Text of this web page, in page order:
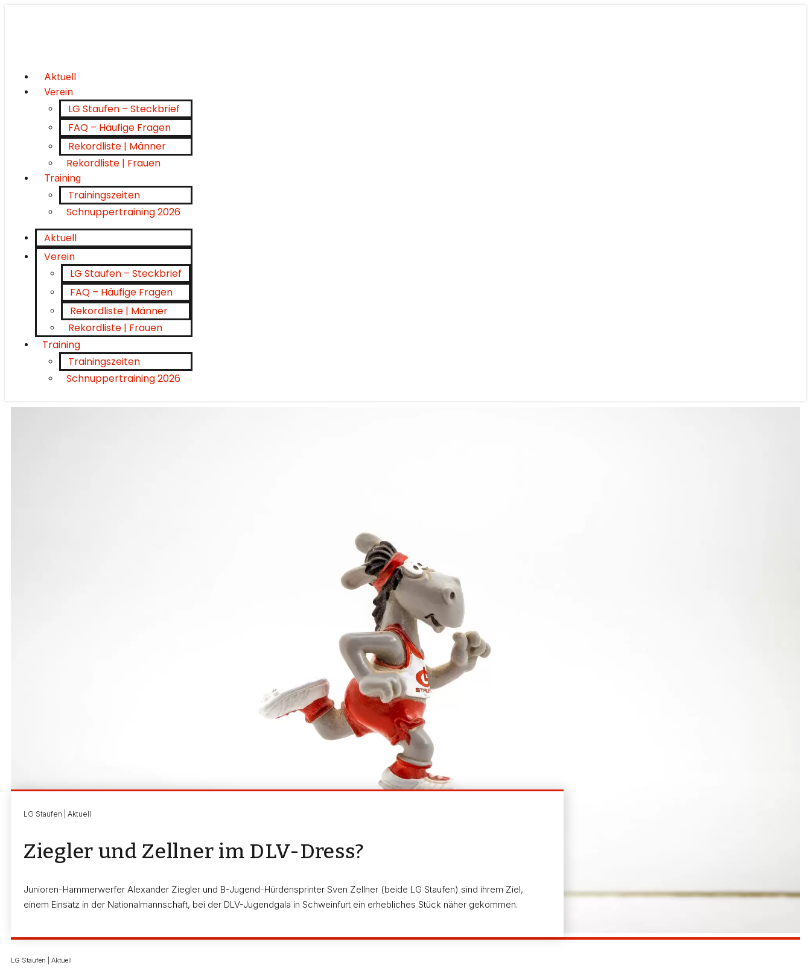
Aktuell
Verein
LG Staufen – Steckbrief
FAQ – Häufige Fragen
Rekordliste | Männer
Rekordliste | Frauen
Training
Trainingszeiten
Schnuppertraining 2026
Aktuell
Verein
LG Staufen – Steckbrief
FAQ – Häufige Fragen
Rekordliste | Männer
Rekordliste | Frauen
Training
Trainingszeiten
Schnuppertraining 2026
LG Staufen | Aktuell
Ziegler und Zellner im DLV-Dress?
Junioren-Hammerwerfer Alexander Ziegler und B-Jugend-Hürdensprinter Sven Zellner (beide LG Staufen) sind ihrem Ziel,
einem Einsatz in der Nationalmannschaft, bei der DLV-Jugendgala in Schweinfurt ein erhebliches Stück näher gekommen.
LG Staufen | Aktuell